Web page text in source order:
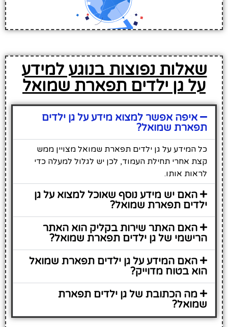
שאלות נפוצות בנוגע למידע
על גן ילדים תפארת שמואל
איפה אפשר למצוא מידע על גן ילדים
תפארת שמואל?
כל המידע על גן ילדים תפארת שמואל מצויין ממש
קצת אחרי תחילת העמוד, לכן יש לגלול למעלה כדי
לראות אותו.
האם יש מידע נוסף שאוכל למצוא על גן
ילדים תפארת שמואל?
האם האתר שירות בקליק הוא האתר
הרישמי של גן ילדים תפארת שמואל?
האם המידע על גן ילדים תפארת שמואל
הוא בטוח מדוייק?
מה הכתובת של גן ילדים תפארת
שמואל?